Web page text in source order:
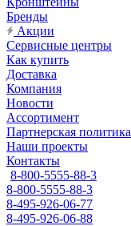
Бренды
Акции
Сервисные центры
Как купить
Доставка
Компания
Новости
Ассортимент
Партнерская политика
Наши проекты
Контакты
8-800-5555-88-3
8-800-5555-88-3
8-495-926-06-77
8-495-926-06-88